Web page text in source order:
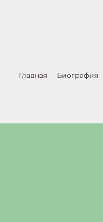
Главная Биография